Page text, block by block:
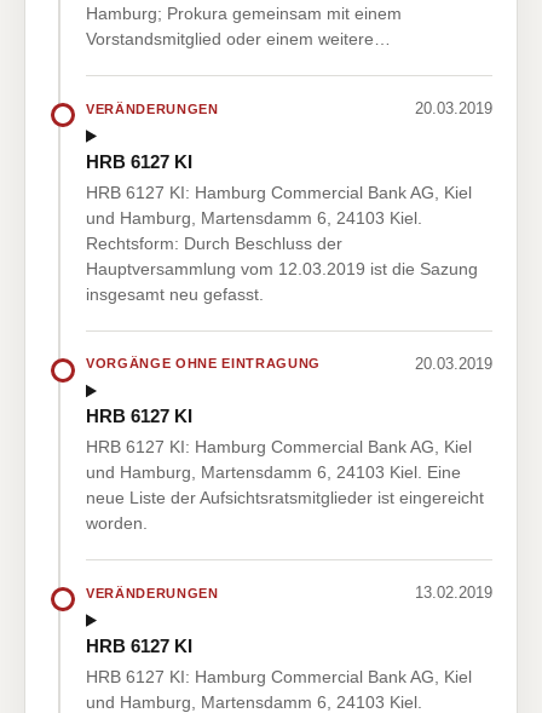
Hamburg; Prokura gemeinsam mit einem
Vorstandsmitglied oder einem weitere…
VERÄNDERUNGEN 20.03.2019
HRB 6127 KI
HRB 6127 KI: Hamburg Commercial Bank AG, Kiel
und Hamburg, Martensdamm 6, 24103 Kiel.
Rechtsform: Durch Beschluss der
Hauptversammlung vom 12.03.2019 ist die Sazung
insgesamt neu gefasst.
VORGÄNGE OHNE EINTRAGUNG 20.03.2019
HRB 6127 KI
HRB 6127 KI: Hamburg Commercial Bank AG, Kiel
und Hamburg, Martensdamm 6, 24103 Kiel. Eine
neue Liste der Aufsichtsratsmitglieder ist eingereicht
worden.
VERÄNDERUNGEN 13.02.2019
HRB 6127 KI
HRB 6127 KI: Hamburg Commercial Bank AG, Kiel
und Hamburg, Martensdamm 6, 24103 Kiel.